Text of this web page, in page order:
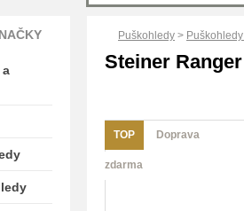
Puškohledy >
Steiner
TOP Doprava
zdarma
a